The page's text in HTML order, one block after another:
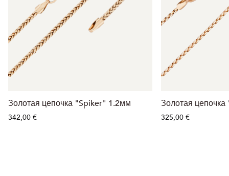
Золотая цепочка "Spiker" 1.2мм
342,00 €
Золотая
325,00 €